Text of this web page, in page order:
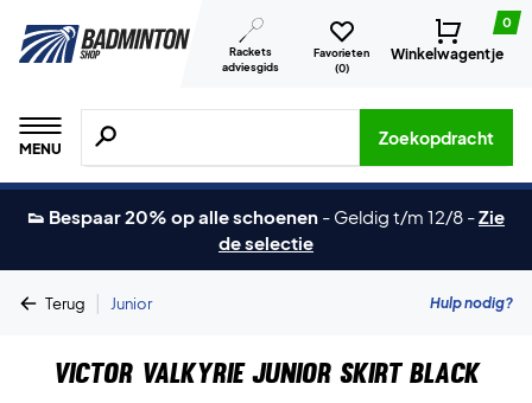
Rackets
adviesgids
Favorieten
(0)
0
Winkelwagentje
MENU
Zoeken naar producten, merken etc.
Zoekopdracht
👟 Bespaar 20% op alle schoenen - Geldig t/m 12/8 -Zie
de selectie
Terug | Junior Hulp nodig?
Victor Valkyrie Junior Skirt Black